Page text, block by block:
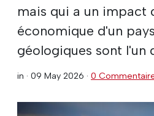
mais qui a un impact
économique d'un
géologiques sont l'un
in · 09 May 2026 · 0